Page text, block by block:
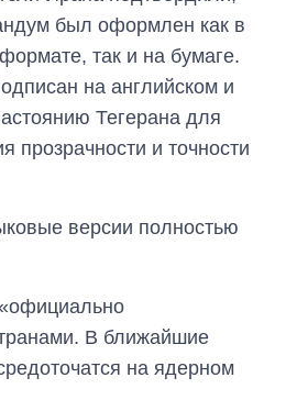
был оформлен как в
так и на бумаге.
на английском и
Тегерана для
прозрачности и точности
версии полностью
В ближайшие
на ядерном
выращивали в
Украине до и во
время большой
войны